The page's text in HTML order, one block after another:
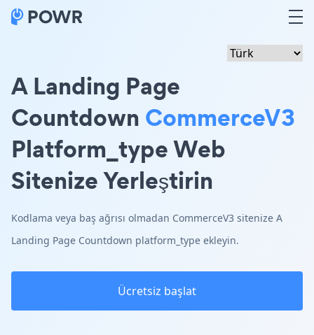
A Landing Page
Countdown CommerceV3
Platform_type Web
Sitenize Yerleştirin
Kodlama veya baş ağrısı olmadan CommerceV3 sitenize A
Landing Page Countdown platform_type ekleyin.
Ücretsiz başlat